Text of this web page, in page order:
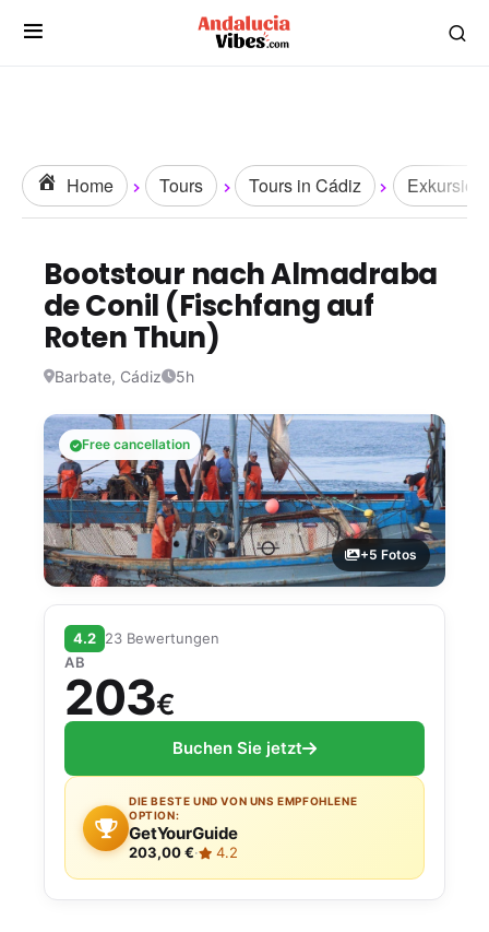
Home Tours Tours in Cádiz
Bootstour nach Almadraba
de Conil (Fischfang auf
Roten Thun)
Barbate, Cádiz 5h
Free cancellation
+5 Fotos
4.2 23 Bewertungen
AB
203€
Buchen Sie jetzt
DIE BESTE UND VON UNS EMPFOHLENE
OPTION:
GetYourGuide
203,00 €· 4.2